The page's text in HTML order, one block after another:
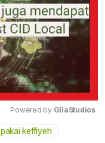
Mute
Powered by GliaStudios
keffiyeh